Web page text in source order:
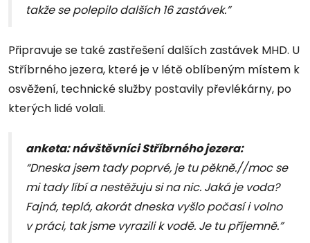
takže se polepilo dalších 16 zastávek.”
Připravuje se také zastřešení dalších zastávek MHD. U
Stříbrného jezera, které je v létě oblíbeným místem k
osvěžení, technické služby postavily převlékárny, po
kterých lidé volali.
anketa: návštěvníci Stříbrného jezera:
“Dneska jsem tady poprvé, je tu pěkně.//moc se
mi tady líbí a nestěžuju si na nic. Jaká je voda?
Fajná, teplá, akorát dneska vyšlo počasí i volno
v práci, tak jsme vyrazili k vodě. Je tu příjemně.”